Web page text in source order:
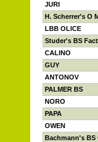
JURI
H. Scherrer's O
LBB OLICE
Studer's BS
CALINO
GUY
ANTONOV
PALMER BS
NORO
PAPA
OWEN
Bachmann's BS